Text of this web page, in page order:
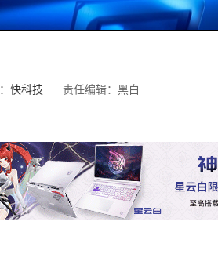
快科技 责任编辑：黑白